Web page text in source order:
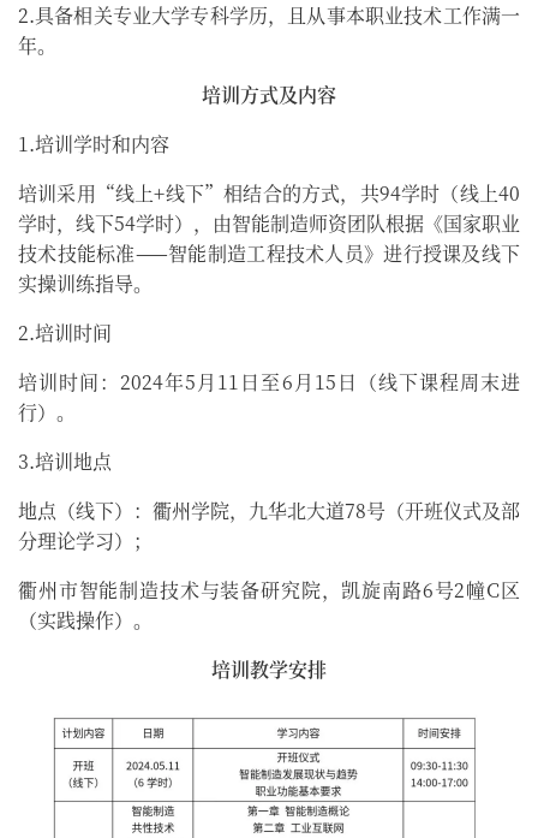
2.具备相关专业大学专科学历，且从事本职业技术工作满一
年。
培训方式及内容
1.培训学时和内容
培训采用“线上+线下”相结合的方式，共94学时（线上40
学时，线下54学时），由智能制造师资团队根据《国家职业
技术技能标准——智能制造工程技术人员》进行授课及线下
实操训练指导。
2.培训时间
培训时间：2024年5月11日至6月15日（线下课程周末进
行）。
3.培训地点
地点（线下）：衢州学院，九华北大道78号（开班仪式及部
分理论学习）；
衢州市智能制造技术与装备研究院，凯旋南路6号2幢C区
（实践操作）。
培训教学安排